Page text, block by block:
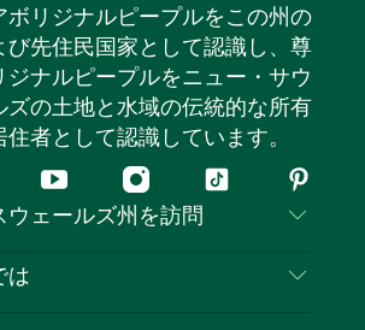
ボリジナルピープルをこの州の
び先住民国家として認識し、尊
ジナルピープルをニュー・サウ
ズの土地と水域の伝統的な所有
者として認識しています。
ユ
ー
イ
ン
テ
ピ
ン
レ
ウェールズ州を訪問
は